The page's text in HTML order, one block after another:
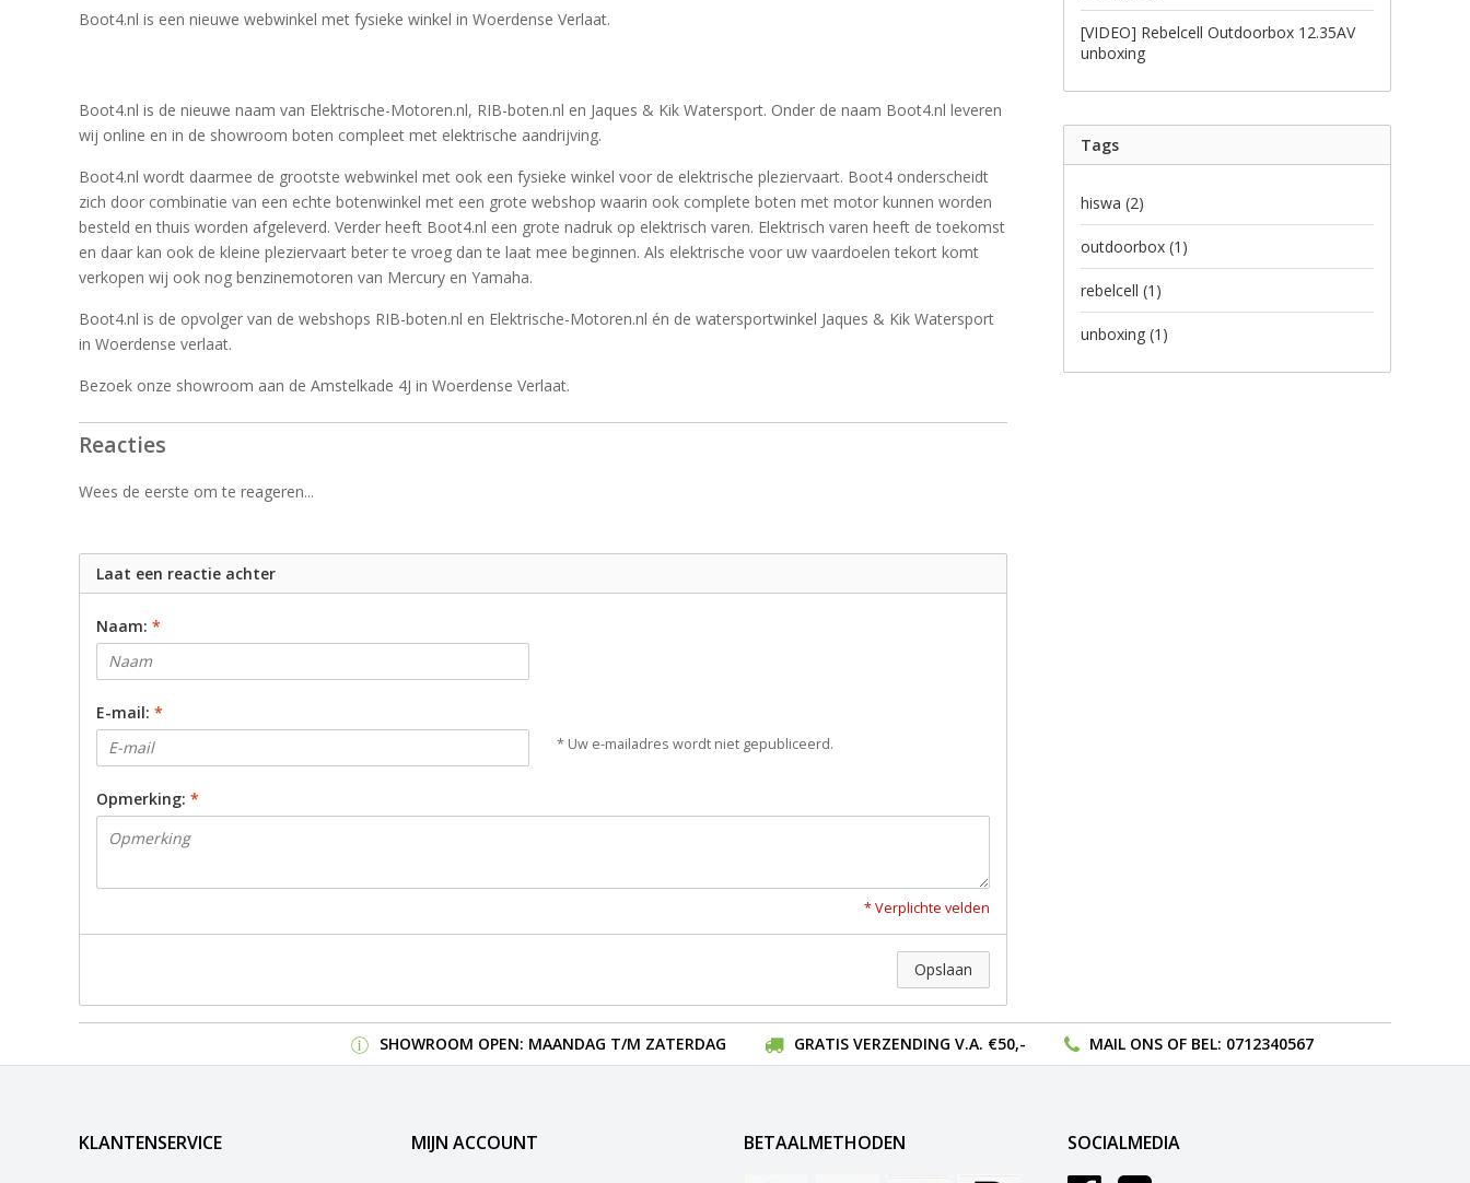
Boot4.nl is een nieuwe webwinkel met fysieke winkel in Woerdense Verlaat.
Boot4.nl is de nieuwe naam van Elektrische-Motoren.nl, RIB-boten.nl en Jaques & Kik Watersport. Onder de naam Boot4.nl leveren
wij online en in de showroom boten compleet met elektrische aandrijving.
Boot4.nl wordt daarmee de grootste webwinkel met ook een fysieke winkel voor de elektrische pleziervaart. Boot4 onderscheidt
zich door combinatie van een echte botenwinkel met een grote webshop waarin ook complete boten met motor kunnen worden
besteld en thuis worden afgeleverd. Verder heeft Boot4.nl een grote nadruk op elektrisch varen. Elektrisch varen heeft de toekomst
en daar kan ook de kleine pleziervaart beter te vroeg dan te laat mee beginnen. Als elektrische voor uw vaardoelen tekort komt
verkopen wij ook nog benzinemotoren van Mercury en Yamaha.
Boot4.nl is de opvolger van de webshops RIB-boten.nl en Elektrische-Motoren.nl én de watersportwinkel Jaques & Kik Watersport
in Woerdense verlaat.
Bezoek onze showroom aan de Amstelkade 4J in Woerdense Verlaat.
Reacties
Wees de eerste om te reageren...
Laat een reactie achter
Naam: *
E-mail: *
* Uw e-mailadres wordt niet gepubliceerd.
Opmerking: *
* Verplichte velden
Opslaan
[VIDEO] Rebelcell Outdoorbox 12.35AV
unboxing
Tags
hiswa (2)
outdoorbox (1)
rebelcell (1)
unboxing (1)
SHOWROOM OPEN: MAANDAG T/M ZATERDAG GRATIS VERZENDING V.A. €50,- MAIL ONSOF BEL: 0712340567
KLANTENSERVICE MIJN ACCOUNT BETAALMETHODEN SOCIALMEDIA